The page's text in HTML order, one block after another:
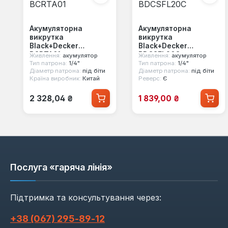
Акумуляторна
викрутка
Black+Decker
BCRTA01
Живлення: акумулятор
Тип патрона: 1/4"
Діаметр патрона: під біти
Країна виробник: Китай
Звичайна ціна:
2 328,04 ₴
Акумуляторна
викрутка
Black+Decker
BDCSFL20C
Живлення: акумулятор
Тип патрона: 1/4"
Діаметр патрона: під біти
Реверс: Є
Ціна продажу:
1 839,00 ₴
Послуга «гаряча лінія»
Підтримка та консультування через:
+38 (067) 295‑89‑12